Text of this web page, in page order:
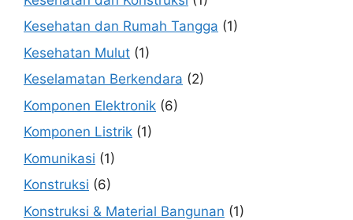
Kesehatan dan Rumah Tangga (1)
Kesehatan Mulut (1)
Keselamatan Berkendara (2)
Komponen Elektronik (6)
Komponen Listrik (1)
Komunikasi (1)
Konstruksi (6)
Konstruksi & Material Bangunan (1)